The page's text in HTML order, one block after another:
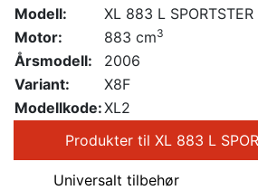
Modell:
XL 883 L SPORTSTER
Motor:
883 cm3
Årsmodell:
2006
Variant:
X8F
Modellkode:XL2
Produkter til XL 883 L
Universalt tilbehør